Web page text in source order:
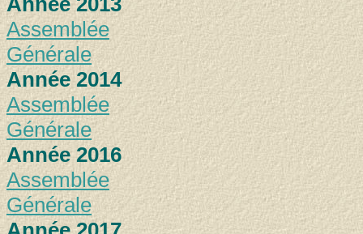
Assemblée
Générale
Année 2014
Assemblée
Générale
Année 2016
Assemblée
Générale